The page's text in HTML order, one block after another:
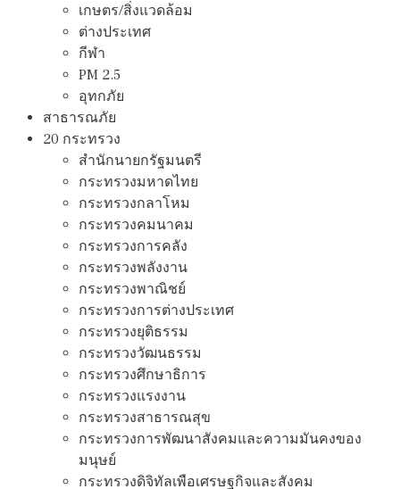
เกษตร/สิ่งแวดล้อม
ต่างประเทศ
กีฬา
PM 2.5
อุทกภัย
สาธารณภัย
20 กระทรวง
สํานักนายกรัฐมนตรี
กระทรวงมหาดไทย
กระทรวงกลาโหม
กระทรวงคมนาคม
กระทรวงการคลัง
กระทรวงพลังงาน
กระทรวงพาณิชย์
กระทรวงการต่างประเทศ
กระทรวงยุติธรรม
กระทรวงวัฒนธรรม
กระทรวงศึกษาธิการ
กระทรวงแรงงาน
กระทรวงสาธารณสุข
กระทรวงการพัฒนาสังคมและความมันคงของ
มนุษย์
กระทรวงดิจิทัลเพือเศรษฐกิจและสังคม